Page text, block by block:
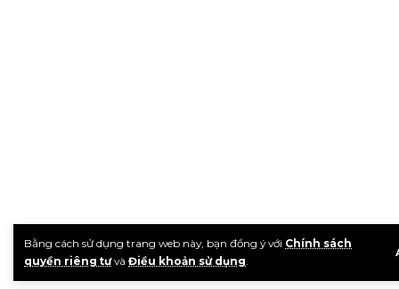
Bằng cách sử dụng trang web này, bạn đồng ý với Chính sách
quyền riêng tưvà Điều khoản sử dụng.